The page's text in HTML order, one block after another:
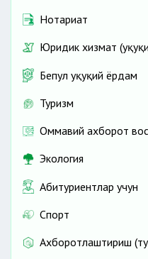
Нотариат
Юридик хизмат
Бепул ҳуқуқий ёрдам
Туризм
Оммавий ахборот
Экология
Абитуриентлар учун
Спорт
Ахборотлаштириш